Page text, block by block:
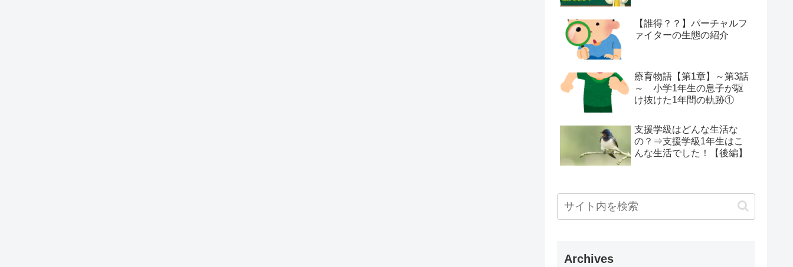
【誰得？？】パーチャルフ
ァイターの生態の紹介
療育物語【第1章】～第3話
～ 小学1年生の息子が駆
け抜けた1年間の軌跡①
支援学級はどんな生活な
の？⇒支援学級1年生はこ
んな生活でした！【後編】
Archives